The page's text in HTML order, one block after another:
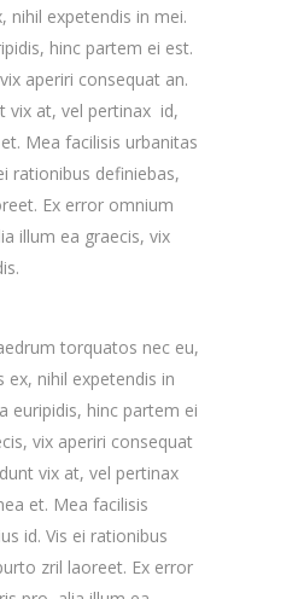
nihil expetendis in mei.
hinc partem ei est.
aperiri consequat an.
vix at, vel pertinax id,
Mea facilisis urbanitas
rationibus definiebas,
Ex error omnium
illum ea graecis, vix
torquatos nec eu,
ex, nihil expetendis in
euripidis, hinc partem ei
vix aperiri consequat
vix at, vel pertinax
et. Mea facilisis
id. Vis ei rationibus
zril laoreet. Ex error